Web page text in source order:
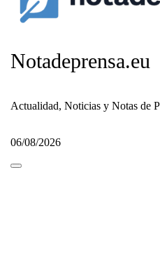
Notadeprensa.eu
Actualidad, Noticias y Notas de
06/08/2026